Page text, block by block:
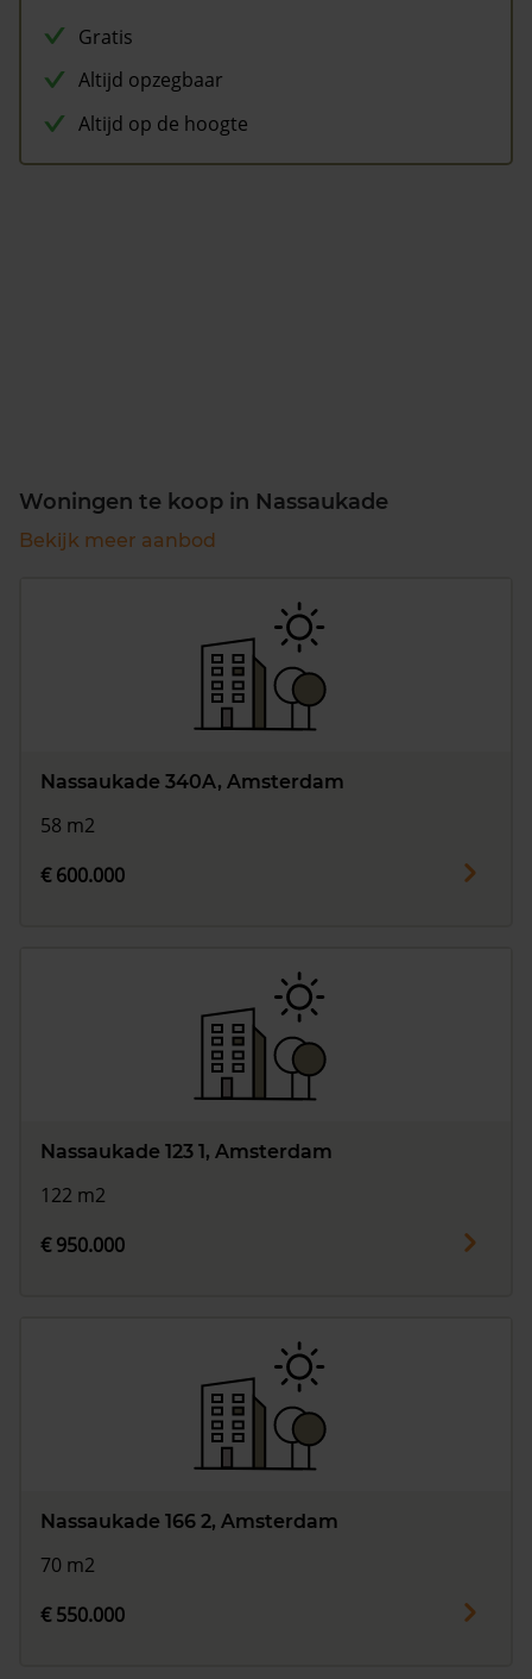
Gratis
Altijd opzegbaar
Altijd op de hoogte
Woningen te koop in Nassaukade
Bekijk meer aanbod
Nassaukade 340A, Amsterdam
58 m2
€ 600.000
Nassaukade 123 1, Amsterdam
122 m2
€ 950.000
Nassaukade 166 2, Amsterdam
70 m2
€ 550.000